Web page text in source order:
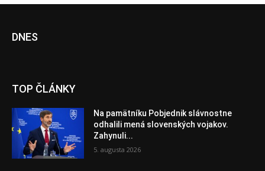
DNES
TOP ČLÁNKY
Na pamätníku Pobjednik slávnostne
odhalili mená slovenských vojakov.
Zahynuli...
5. augusta 2026